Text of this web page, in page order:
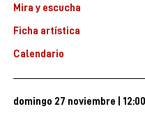
Mira y escucha
Ficha artística
Calendario
domingo 27 noviembre